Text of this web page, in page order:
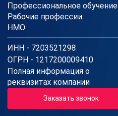
Профессиональное обучение
Рабочие профессии
НМО
ИНН - 7203521298
ОГРН - 1217200009410
Полная информация о
реквизитах компании
Заказать звонок